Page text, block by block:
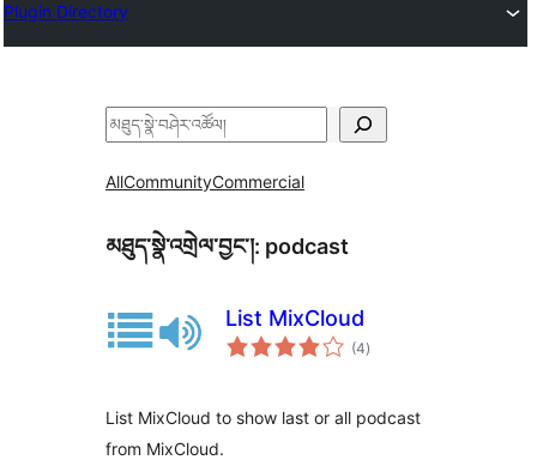
Plugin Directory
བཤེར་
AllCommunityCommercial
མཐུད་སྣེ་འགྲེལ་བྱང་།: podcast
List MixCloud
(4གདེང་
འཇོག་
)
List MixCloud to show last or all podcast
from MixCloud.